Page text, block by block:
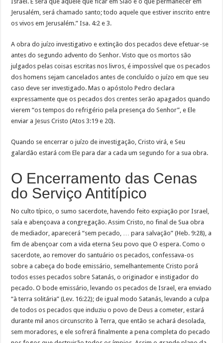
Jerusalém, será chamado santo; todo aquele que estiver inscrito entre
os vivos em Jerusalém.” Isa. 4:2 e 3.
A obra do juízo investigativo e extinção dos pecados deve efetuar-se
antes do segundo advento do Senhor. Visto que os mortos são
julgados pelas coisas escritas nos livros, é impossível que os pecados
dos homens sejam cancelados antes de concluído o juízo em que seu
caso deve ser investigado. Mas o apóstolo Pedro declara
expressamente que os pecados dos crentes serão apagados quando
vierem “os tempos do refrigério pela presença do Senhor”, e Ele
enviar a Jesus Cristo (Atos 3:19 e 20).
Quando se encerrar o juízo de investigação, Cristo virá, e Seu
galardão estará com Ele para dar a cada um segundo for a sua obra.
O Encerramento das Cenas
do Serviço Antitípico
No culto típico, o sumo sacerdote, havendo feito expiação por Israel,
saía e abençoava a congregação. Assim Cristo, no final de Sua obra
de mediador, aparecerá “sem pecado, … para salvação” (Heb. 9:28), a
fim de abençoar com a vida eterna Seu povo que O espera. Como o
sacerdote, ao remover do santuário os pecados, confessava-os
sobre a cabeça do bode emissário, semelhantemente Cristo porá
todos esses pecados sobre Satanás, o originador e instigador do
pecado. O bode emissário, levando os pecados de Israel, era enviado
“à terra solitária” (Lev. 16:22); de igual modo Satanás, levando a culpa
de todos os pecados que induziu o povo de Deus a cometer, estará
durante mil anos circunscrito à Terra, que então se achará desolada,
sem moradores, e ele sofrerá finalmente a pena completa do pecado